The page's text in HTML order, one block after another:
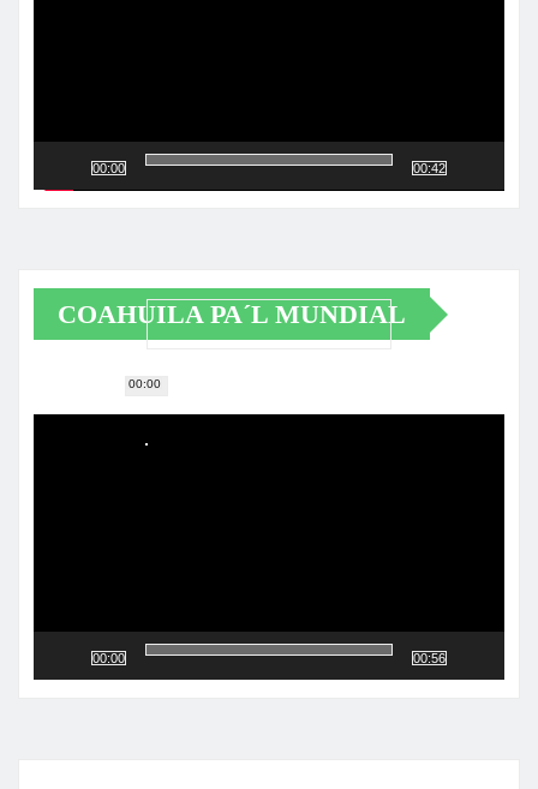
00:00
00:00
00:42
COAHUILA PA´L MUNDIAL
Reproductor
00:00 00:56